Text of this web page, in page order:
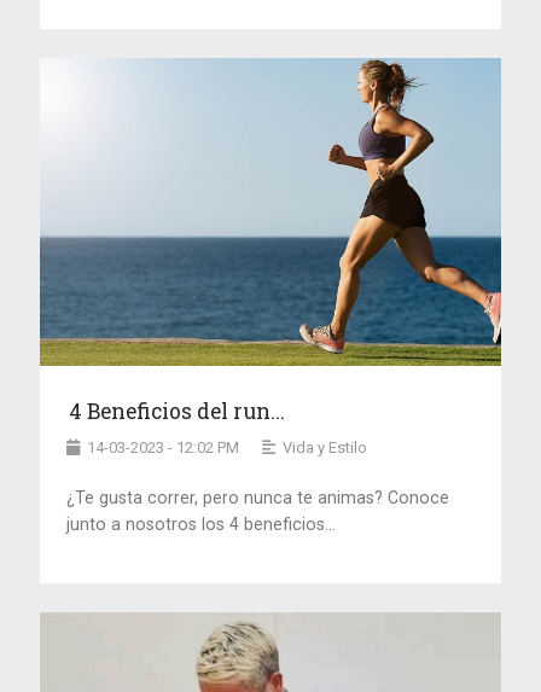
4 Beneficios del run...
14-03-2023 - 12:02 PM Vida y Estilo
¿Te gusta correr, pero nunca te animas? Conoce
junto a nosotros los 4 beneficios...